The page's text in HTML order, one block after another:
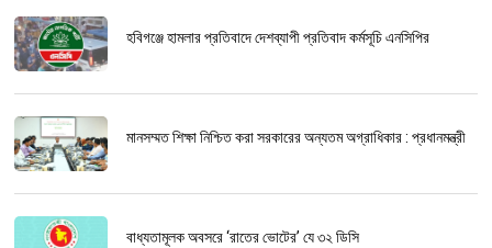
হবিগঞ্জে হামলার প্রতিবাদে দেশব্যাপী প্রতিবাদ কর্মসূচি এনসিপির
মানসম্মত শিক্ষা নিশ্চিত করা সরকারের অন্যতম অগ্রাধিকার : প্রধানমন্ত্রী
বাধ্যতামূলক অবসরে ‘রাতের ভোটের’ যে ৩২ ডিসি